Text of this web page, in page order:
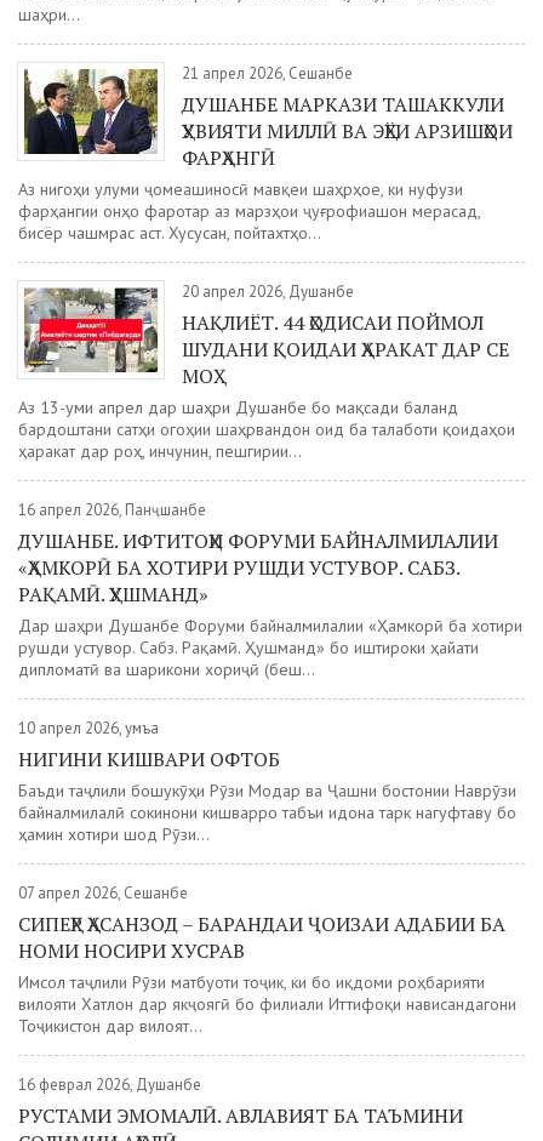
шаҳри...
21 апрел 2026, Сешанбе
ДУШАНБЕ МАРКАЗИ ТАШАККУЛИ
ҲУВИЯТИ МИЛЛӢ ВА ЭҲЁИ АРЗИШҲОИ
ФАРҲАНГӢ
Аз нигоҳи улуми ҷомеашиносӣ мавқеи шаҳрҳое, ки нуфузи
фарҳангии онҳо фаротар аз марзҳои ҷуғрофиашон мерасад,
бисёр чашмрас аст. Хусусан, пойтахтҳо...
20 апрел 2026, Душанбе
НАҚЛИЁТ. 44 ҲОДИСАИ ПОЙМОЛ
ШУДАНИ ҚОИДАИ ҲАРАКАТ ДАР СЕ
МОҲ
Аз 13-уми апрел дар шаҳри Душанбе бо мақсади баланд
бардоштани сатҳи огоҳии шаҳрвандон оид ба талаботи қоидаҳои
ҳаракат дар роҳ, инчунин, пешгирии...
16 апрел 2026, Панҷшанбе
ДУШАНБЕ. ИФТИТОҲИ ФОРУМИ БАЙНАЛМИЛАЛИИ
«ҲАМКОРӢ БА ХОТИРИ РУШДИ УСТУВОР. САБЗ.
РАҚАМӢ. ҲУШМАНД»
Дар шаҳри Душанбе Форуми байналмилалии «Ҳамкорӣ ба хотири
рушди устувор. Сабз. Рақамӣ. Ҳушманд» бо иштироки ҳайати
дипломатӣ ва шарикони хориҷӣ (беш...
10 апрел 2026, Ҷумъа
НИГИНИ КИШВАРИ ОФТОБ
Баъди таҷлили бошукӯҳи Рӯзи Модар ва Ҷашни бостонии Наврӯзи
байналмилалӣ сокинони кишварро табъи идона тарк нагуфтаву бо
ҳамин хотири шод Рӯзи...
07 апрел 2026, Сешанбе
СИПЕҲР ҲАСАНЗОД – БАРАНДАИ ҶОИЗАИ АДАБИИ БА
НОМИ НОСИРИ ХУСРАВ
Имсол таҷлили Рӯзи матбуоти тоҷик, ки бо иқдоми роҳбарияти
вилояти Хатлон дар якҷоягӣ бо филиали Иттифоқи нависандагони
Тоҷикистон дар вилоят...
16 феврал 2026, Душанбе
РУСТАМИ ЭМОМАЛӢ. АВЛАВИЯТ БА ТАЪМИНИ